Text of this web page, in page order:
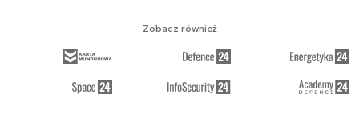
Zobacz również